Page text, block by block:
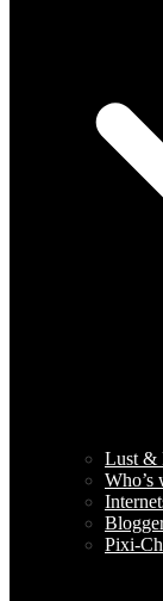
Lust &
Who’s
Pixi-